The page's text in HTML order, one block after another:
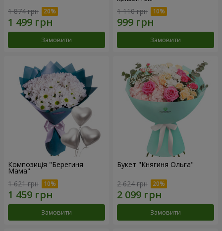
1 874 грн
Замовити
1 110 грн
Замовити
Композиція "Берегиня
Мама"
1 621 грн
Замовити
Букет "Княгиня Ольга"
2 624 грн
Замовити